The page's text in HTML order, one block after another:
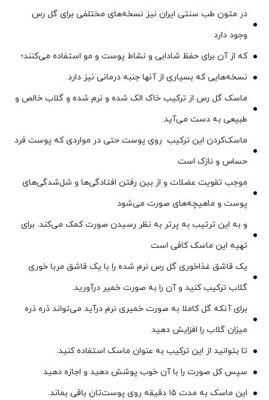
در متون طب سنتی ایران نیز نسخه‌های مختلفی برای گل رس
وجود دارد
که از آن برای حفظ شادابی و نشاط پوست و مو استفاده می‌کنند؛
نسخه‌هایی که بسیاری از آنها جنبه درمانی نیز دارد.
ماسک گل رس از ترکیب خاک الک شده و نرم شده و گلاب خالص و
طبیعی به دست می‌آید.
ماسک‌کردن این ترکیب روی پوست حتی در مواردی که پوست فرد
حساس و نازک است
موجب تقویت عضلات و از بین رفتن افتادگی‌ها و شل‌شدگی‌های
پوست و ماهیچه‌های صورت می‌شود
و به این ترتیب به پرتر به نظر رسیدن صورت کمک می‌کند. برای
تهیه این ماسک کافی است
یک قاشق غذاخوری گل رس نرم شده را با یک قاشق مربا خوری
گلاب ترکیب کنید و آن را به صورت خمیر درآورید.
برای آنکه گل کاملا به صورت خمیری نرم درآید می‌تواند ذره ذره
میزان گلاب را افزایش دهید
تا بتوانید از این ترکیب به عنوان ماسک استفاده کنید.
سپس کل صورت را با آن خوب پوشش دهید و اجازه دهید
این ماسک به مدت ۱۵ دقیقه روی پوست‌تان باقی بماند.